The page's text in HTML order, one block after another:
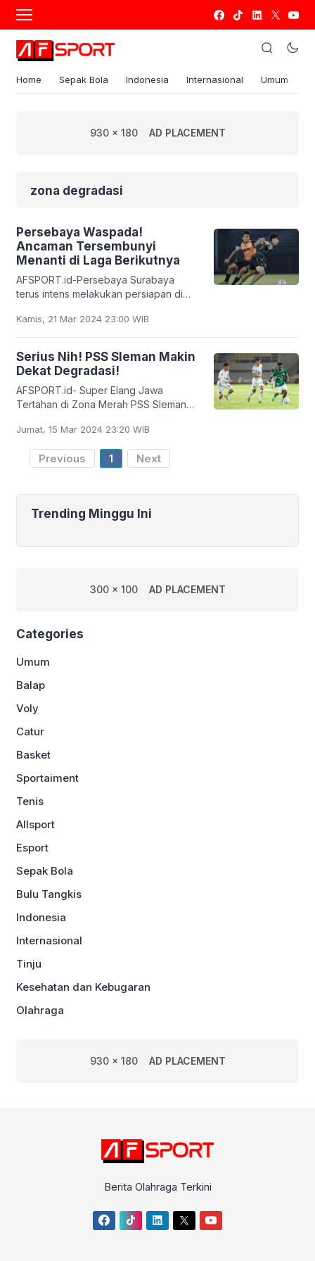
Home Sepak Bola Indonesia Internasional Umum
930 x 180 AD PLACEMENT
zona degradasi
Persebaya Waspada!
Ancaman Tersembunyi
Menanti di Laga Berikutnya
AFSPORT.id-Persebaya Surabaya
terus intens melakukan persiapan di
reguler series menyisakan 5 laga lagi.
Tim
Kamis, 21 Mar 2024 23:00 WIB
Serius Nih! PSS Sleman Makin
Dekat Degradasi!
AFSPORT.id- Super Elang Jawa
Tertahan di Zona Merah PSS Sleman
sendiri saat menjamu Borneo FC
Samarinda dalam lanjutan
Jumat, 15 Mar 2024 23:20 WIB
Previous 1 Next
Trending Minggu Ini
300 x 100 AD PLACEMENT
Categories
Umum
Balap
Voly
Catur
Basket
Sportaiment
Tenis
Allsport
Esport
Sepak Bola
Bulu Tangkis
Indonesia
Internasional
Tinju
Kesehatan dan Kebugaran
Olahraga
930 x 180 AD PLACEMENT
Berita Olahraga Terkini